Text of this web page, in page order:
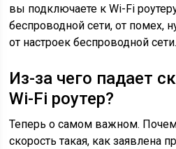
вы подключаете к Wi-Fi
беспроводной сети, от помех,
от настроек беспроводной сети.
Из-за чего падает
Wi-Fi роутер?
Теперь о самом важном.
скорость такая, как заявлена